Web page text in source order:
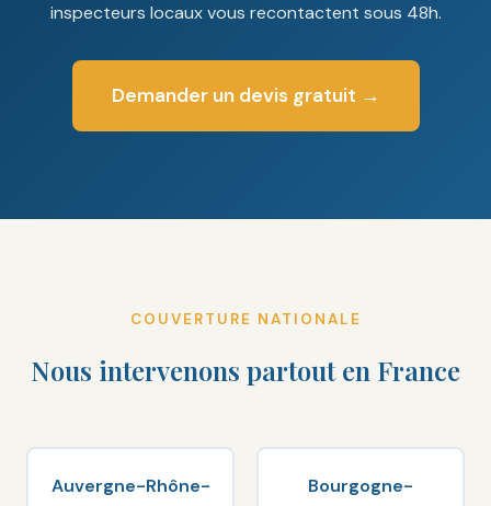
inspecteurs locaux vous recontactent sous 48h.
Demander un devis gratuit →
COUVERTURE NATIONALE
Nous intervenons partout en France
Auvergne-Rhône-
Bourgogne-